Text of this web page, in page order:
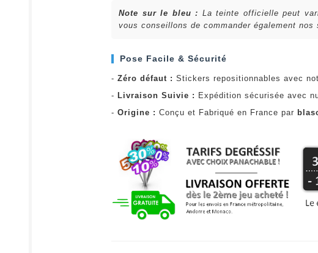
Note sur le bleu : La teinte officielle peut
vous conseillons de commander également
Pose Facile & Sécurité
- Zéro défaut : Stickers repositionnables avec
- Livraison Suivie : Expédition sécurisée avec
- Origine : Conçu et Fabriqué en France par